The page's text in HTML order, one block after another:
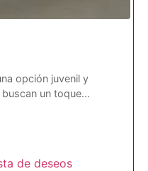
opción juvenil y
un toque...
de deseos